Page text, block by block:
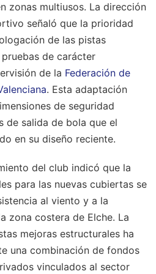
zonas multiusos. La dirección
señaló que la prioridad
de las pistas
de carácter
de la Federación de
. Esta adaptación
de seguridad
de salida de bola que el
en su diseño reciente.
del club indicó que la
para las nuevas cubiertas se
al viento y a la
zona costera de Elche. La
mejoras estructurales ha
una combinación de fondos
vinculados al sector